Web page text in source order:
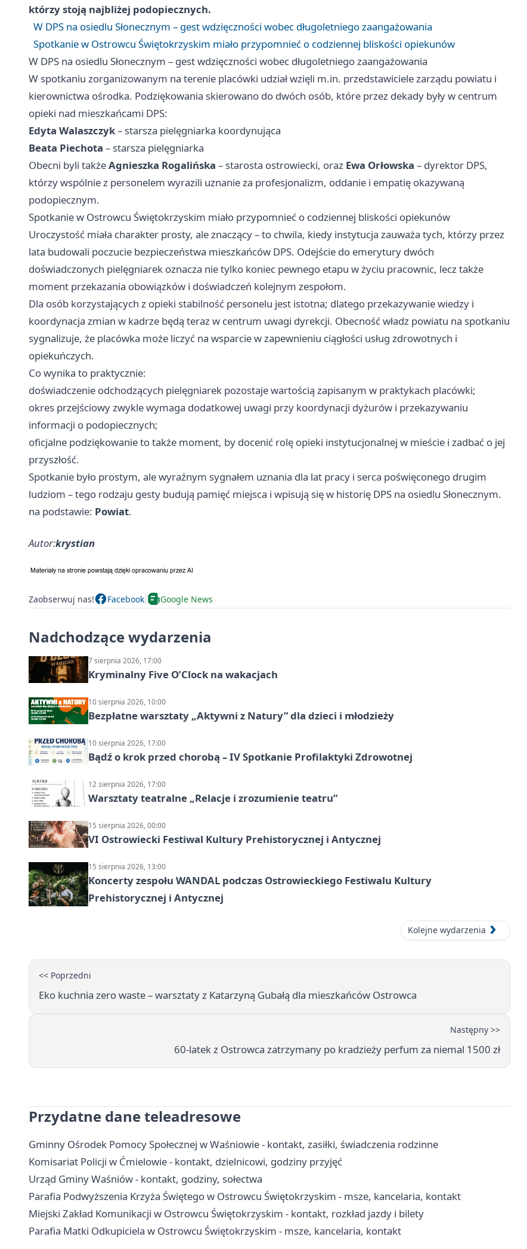
którzy stoją najbliżej podopiecznych.
W DPS na osiedlu Słonecznym – gest wdzięczności wobec długoletniego zaangażowania
Spotkanie w Ostrowcu Świętokrzyskim miało przypomnieć o codziennej bliskości opiekunów
W DPS na osiedlu Słonecznym – gest wdzięczności wobec długoletniego zaangażowania
W spotkaniu zorganizowanym na terenie placówki udział wzięli m.in. przedstawiciele zarządu powiatu i
kierownictwa ośrodka. Podziękowania skierowano do dwóch osób, które przez dekady były w centrum
opieki nad mieszkańcami DPS:
Edyta Walaszczyk– starsza pielęgniarka koordynująca
Beata Piechota – starsza pielęgniarka
Obecni byli takżeAgnieszka Rogalińska – starosta ostrowiecki, oraz Ewa Orłowska – dyrektor DPS,
którzy wspólnie z personelem wyrazili uznanie za profesjonalizm, oddanie i empatię okazywaną
podopiecznym.
Spotkanie w Ostrowcu Świętokrzyskim miało przypomnieć o codziennej bliskości opiekunów
Uroczystość miała charakter prosty, ale znaczący – to chwila, kiedy instytucja zauważa tych, którzy przez
lata budowali poczucie bezpieczeństwa mieszkańców DPS. Odejście do emerytury dwóch
doświadczonych pielęgniarek oznacza nie tylko koniec pewnego etapu w życiu pracownic, lecz także
moment przekazania obowiązków i doświadczeń kolejnym zespołom.
Dla osób korzystających z opieki stabilność personelu jest istotna; dlatego przekazywanie wiedzy i
koordynacja zmian w kadrze będą teraz w centrum uwagi dyrekcji. Obecność władz powiatu na spotkaniu
sygnalizuje, że placówka może liczyć na wsparcie w zapewnieniu ciągłości usług zdrowotnych i
opiekuńczych.
Co wynika to praktycznie:
doświadczenie odchodzących pielęgniarek pozostaje wartością zapisanym w praktykach placówki;
okres przejściowy zwykle wymaga dodatkowej uwagi przy koordynacji dyżurów i przekazywaniu
informacji o podopiecznych;
oficjalne podziękowanie to także moment, by docenić rolę opieki instytucjonalnej w mieście i zadbać o jej
przyszłość.
Spotkanie było prostym, ale wyraźnym sygnałem uznania dla lat pracy i serca poświęconego drugim
ludziom – tego rodzaju gesty budują pamięć miejsca i wpisują się w historię DPS na osiedlu Słonecznym.
na podstawie: Powiat.
Autor:krystian
Zaobserwuj nas! Facebook Google News
Nadchodzące wydarzenia
7 sierpnia 2026, 17:00
Kryminalny Five O’Clock na wakacjach
10 sierpnia 2026, 10:00
Bezpłatne warsztaty „Aktywni z Natury” dla dzieci i młodzieży
10 sierpnia 2026, 17:00
Bądź o krok przed chorobą – IV Spotkanie Profilaktyki Zdrowotnej
12 sierpnia 2026, 17:00
Warsztaty teatralne „Relacje i zrozumienie teatru”
15 sierpnia 2026, 00:00
VI Ostrowiecki Festiwal Kultury Prehistorycznej i Antycznej
15 sierpnia 2026, 13:00
Koncerty zespołu WANDAL podczas Ostrowieckiego Festiwalu Kultury
Prehistorycznej i Antycznej
Kolejne wydarzenia
<< Poprzedni
Eko kuchnia zero waste – warsztaty z Katarzyną Gubałą dla mieszkańców Ostrowca
Następny >>
60-latek z Ostrowca zatrzymany po kradzieży perfum za niemal 1500 zł
Przydatne dane teleadresowe
Gminny Ośrodek Pomocy Społecznej w Waśniowie - kontakt, zasiłki, świadczenia rodzinne
Komisariat Policji w Ćmielowie - kontakt, dzielnicowi, godziny przyjęć
Urząd Gminy Waśniów - kontakt, godziny, sołectwa
Parafia Podwyższenia Krzyża Świętego w Ostrowcu Świętokrzyskim - msze, kancelaria, kontakt
Miejski Zakład Komunikacji w Ostrowcu Świętokrzyskim - kontakt, rozkład jazdy i bilety
Parafia Matki Odkupiciela w Ostrowcu Świętokrzyskim - msze, kancelaria, kontakt